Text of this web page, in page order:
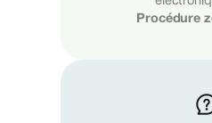
Procédure